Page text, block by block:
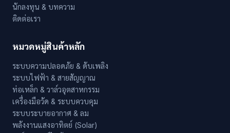
นักลงทุน & บทความ
ติดต่อเรา
หมวดหมู่สินค้าหลัก
ระบบความปลอดภัย & ดับเพลิง
ระบบไฟฟ้า & สายสัญญาณ
ท่อเหล็ก & วาล์วอุตสาหกรรม
เครื่องมือวัด & ระบบควบคุม
ระบบระบายอากาศ & ลม
พลังงานแสงอาทิตย์ (Solar)